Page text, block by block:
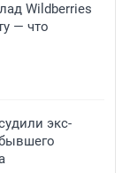
Wildberries
— что
экс-